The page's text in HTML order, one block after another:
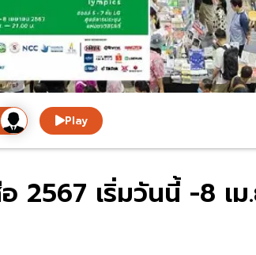
Play
2567 เริ่มวันนี้ -8 เม.